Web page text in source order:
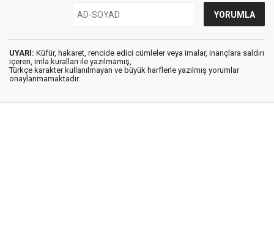
UYARI: Küfür, hakaret, rencide edici cümleler veya imalar, inançlara saldırı
içeren, imla kuralları ile yazılmamış,
Türkçe karakter kullanılmayan ve büyük harflerle yazılmış yorumlar
onaylanmamaktadır.